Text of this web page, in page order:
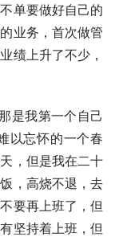
单要做好自己的
业务，首次做管
绩上升了不少，
是我第一个自己
以忘怀的一个春
，但是我在二十
，高烧不退，去
要再上班了，但
坚持着上班，但